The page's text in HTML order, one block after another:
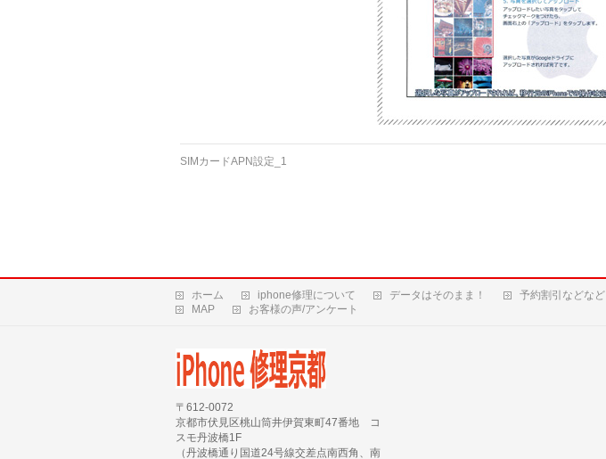
SIMカードAPN設定_1
ホーム iphone修理について データはそのまま！ 予約割引などなど
MAP
お客様の声/アンケート
〒612-0072
京都市伏見区桃山筒井伊賀東町47番地 コ
スモ丹波橋1F
（丹波橋通り国道24号線交差点南西角、南